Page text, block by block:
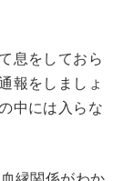
息をしておら
報をしましょ
中には入らな